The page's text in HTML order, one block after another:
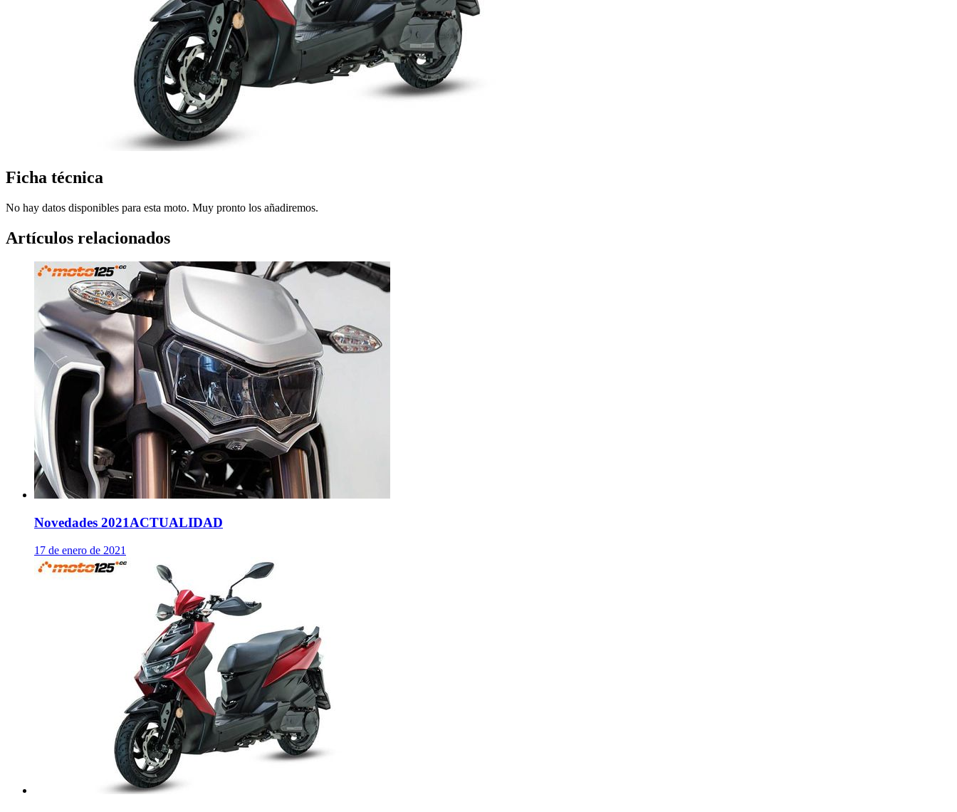
Ficha técnica
No hay datos disponibles para esta moto. Muy pronto los añadiremos.
Artículos relacionados
Novedades 2021ACTUALIDAD
17 de enero de 2021